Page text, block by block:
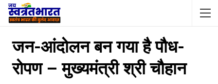
जन-आंदोलन बन गया है पौध-
रोपण – मुख्यमंत्री श्री चौहान